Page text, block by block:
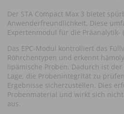
Der STA Compact Max 3 bietet
Anwenderfreundlichkeit. Diese
Expertenmodul für die Präanalytik-
Das EPC-Modul kontrolliert das
Röhrchentypen und erkennt
lipämische Proben. Dadurch ist der
Lage, die Probenintegrität zu
Ergebnisse sicherzustellen. Dies
Probenmaterial und wirkt sich
aus.